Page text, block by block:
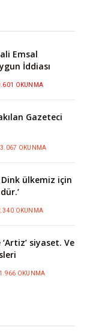
Emsal
İddiası
OKUNMA
Gazeteci
3.067 OKUNMA
Dink ülkemiz için
OKUNMA
siyaset. Ve
1.966 OKUNMA